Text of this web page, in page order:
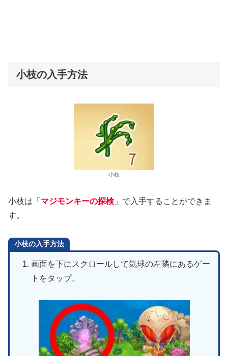
小枝の入手方法
小枝
小枝は「 マジモンキーの探検 」で入手することができま
す。
小枝の入手方法
画面を下にスクロールして気球の左隣にあるゲー
トをタップ。